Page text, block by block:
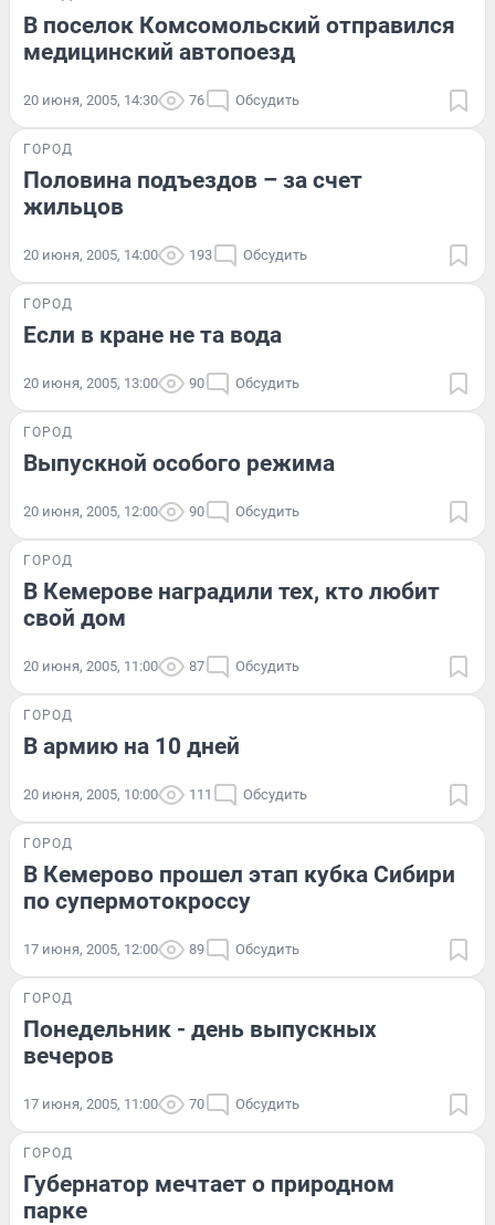
В поселок Комсомольский отправился
медицинский автопоезд
20 июня, 2005, 14:30 76 Обсудить
ГОРОД
Половина подъездов – за счет
жильцов
20 июня, 2005, 14:00 193 Обсудить
ГОРОД
Если в кране не та вода
20 июня, 2005, 13:00 90 Обсудить
ГОРОД
Выпускной особого режима
20 июня, 2005, 12:00 90 Обсудить
ГОРОД
В Кемерове наградили тех, кто любит
свой дом
20 июня, 2005, 11:00 87 Обсудить
ГОРОД
В армию на 10 дней
20 июня, 2005, 10:00 111 Обсудить
ГОРОД
В Кемерово прошел этап кубка Сибири
по супермотокроссу
17 июня, 2005, 12:00 89 Обсудить
ГОРОД
Понедельник - день выпускных
вечеров
17 июня, 2005, 11:00 70 Обсудить
ГОРОД
Губернатор мечтает о природном
парке